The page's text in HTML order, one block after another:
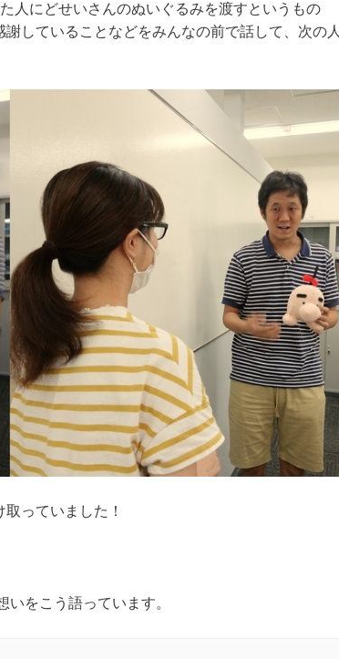
人にどせいさんのぬいぐるみを渡すというもの
していることなどをみんなの前で話して、次の人
っていました！
をこう語っています。